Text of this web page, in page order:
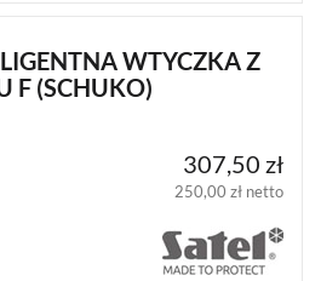
WTYCZKA Z
F (SCHUKO)
307,50 zł
250,00 zł netto